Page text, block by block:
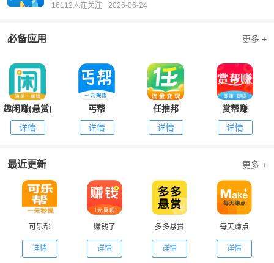
16112人在关注 2026-06-24
必备应用 更多 +
趣闲赚(悬赏)
详情
丐帮
详情
任推邦
详情
赏帮赚
详情
最近更新 更多 +
可乐帮
详情
赚钱了
详情
多多悬赏
详情
每天赚点
详情